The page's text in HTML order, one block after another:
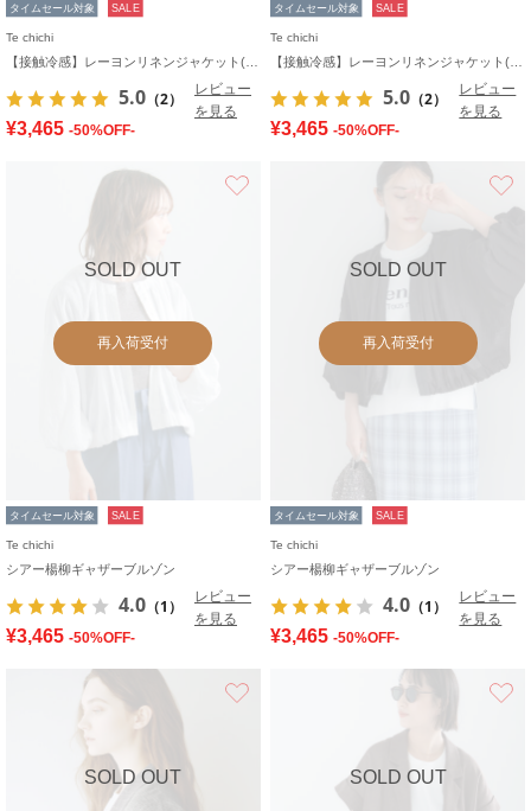
タイムセール対象 SALE
Te chichi
5.0 （2）
レビュー
を見る
¥3,465 -50%OFF-
タイムセール対象 SALE
Te chichi
5.0 （2）
レビュー
を見る
¥3,465 -50%OFF-
SOLD OUT
再入荷受付
タイムセール対象 SALE
Te chichi
シアー楊柳ギャザーブルゾン
4.0 （1）
レビュー
を見る
¥3,465 -50%OFF-
SOLD OUT
再入荷受付
タイムセール対象 SALE
Te chichi
シアー楊柳ギャザーブルゾン
4.0 （1）
レビュー
を見る
¥3,465 -50%OFF-
SOLD OUT SOLD OUT